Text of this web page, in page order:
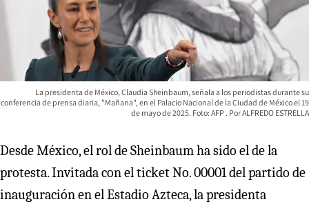
La presidenta de México, Claudia Sheinbaum, señala a los periodistas durante su
conferencia de prensa diaria, "Mañana", en el Palacio Nacional de la Ciudad de México el 19
de mayo de 2025. Foto: AFP
ALFREDO ESTRELLA
Desde México, el rol de Sheinbaum ha sido el de la
protesta. Invitada con el ticket No. 00001 del partido de
inauguración en el Estadio Azteca, la presidenta